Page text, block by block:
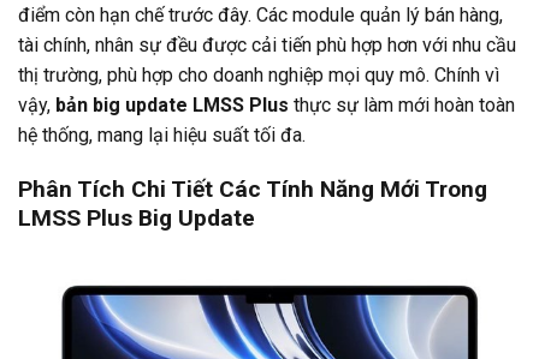
điểm còn hạn chế trước đây. Các module quản lý bán hàng,
tài chính, nhân sự đều được cải tiến phù hợp hơn với nhu cầu
thị trường, phù hợp cho doanh nghiệp mọi quy mô. Chính vì
vậy, bản big update LMSS Plus thực sự làm mới hoàn toàn
hệ thống, mang lại hiệu suất tối đa.
Phân Tích Chi Tiết Các Tính Năng Mới Trong
LMSS Plus Big Update